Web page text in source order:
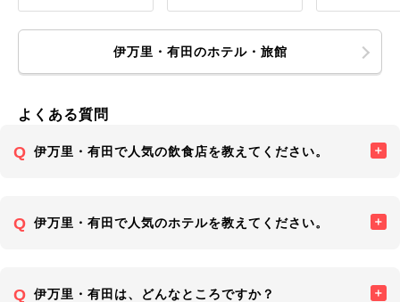
伊万里・有田のホテル・旅館
よくある質問
伊万里・有田で人気の飲食店を教えてください。
伊万里・有田で人気のホテルを教えてください。
伊万里・有田は、どんなところですか？